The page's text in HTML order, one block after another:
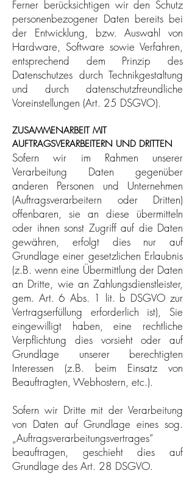
Ferner berücksichtigen wir den Schutz
personenbezogener Daten bereits bei
der Entwicklung, bzw. Auswahl von
Hardware, Software sowie Verfahren,
entsprechend dem Prinzip des
Datenschutzes durch Technikgestaltung
und durch datenschutzfreundliche
Voreinstellungen (Art. 25 DSGVO).
ZUSAMMENARBEIT MIT
AUFTRAGSVERARBEITERN UND DRITTEN
Sofern wir im Rahmen unserer
Verarbeitung Daten gegenüber
anderen Personen und Unternehmen
(Auftragsverarbeitern oder Dritten)
offenbaren, sie an diese übermitteln
oder ihnen sonst Zugriff auf die Daten
gewähren, erfolgt dies nur auf
Grundlage einer gesetzlichen Erlaubnis
(z.B. wenn eine Übermittlung der Daten
an Dritte, wie an Zahlungsdienstleister,
gem. Art. 6 Abs. 1 lit. b DSGVO zur
Vertragserfüllung erforderlich ist), Sie
eingewilligt haben, eine rechtliche
Verpflichtung dies vorsieht oder auf
Grundlage unserer berechtigten
Interessen (z.B. beim Einsatz von
Beauftragten, Webhostern, etc.).
Sofern wir Dritte mit der Verarbeitung
von Daten auf Grundlage eines sog.
„Auftragsverarbeitungsvertrages“
beauftragen, geschieht dies auf
Grundlage des Art. 28 DSGVO.